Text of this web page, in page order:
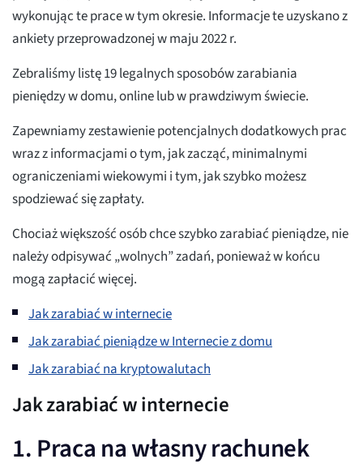
wykonując te prace w tym okresie. Informacje te uzyskano z
ankiety przeprowadzonej w maju 2022 r.
Zebraliśmy listę 19 legalnych sposobów zarabiania
pieniędzy w domu, online lub w prawdziwym świecie.
Zapewniamy zestawienie potencjalnych dodatkowych prac
wraz z informacjami o tym, jak zacząć, minimalnymi
ograniczeniami wiekowymi i tym, jak szybko możesz
spodziewać się zapłaty.
Chociaż większość osób chce szybko zarabiać pieniądze, nie
należy odpisywać „wolnych” zadań, ponieważ w końcu
mogą zapłacić więcej.
Jak zarabiać w internecie
Jak zarabiać pieniądze w Internecie z domu
Jak zarabiać na kryptowalutach
Jak zarabiać w internecie
1. Praca na własny rachunek